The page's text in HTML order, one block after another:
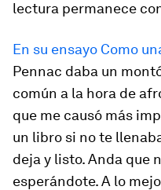
lectura permanece
En su ensayo Como
Pennac daba un
común a la hora de
que me causó más
un libro si no te
deja y listo. Anda que
esperándote. A lo